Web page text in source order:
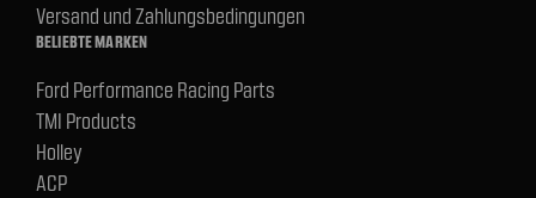
Versand und Zahlungsbedingungen
BELIEBTE MARKEN
Ford Performance Racing Parts
TMI Products
Holley
ACP